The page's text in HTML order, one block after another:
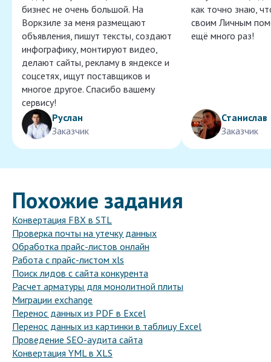
бизнес не очень большой. На
Воркзиле за меня размещают
объявления, пишут тексты, создают
инфографику, монтируют видео,
делают сайты, рекламу в яндексе и
соцсетях, ищут поставщиков и
многое другое. Спасибо вашему
сервису!
Руслан
Заказчик
как точно знаю,
своим Личным
ещё много раз!
Станислав
Заказчик
Похожие задания
Конвертация FBX в STL
Проверка почты на утечку данных
Обработка прайс-листов онлайн
Работа с прайс-листом xls
Поиск лидов с сайта конкурента
Расчет арматуры для монолитной плиты
Миграции exchange
Перенос данных из PDF в Excel
Перенос данных из картинки в таблицу Excel
Проведение SEO-аудита сайта
Конвертация YML в XLS